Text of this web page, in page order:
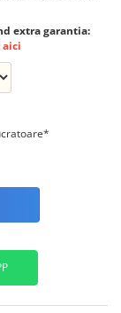
extra garantia: